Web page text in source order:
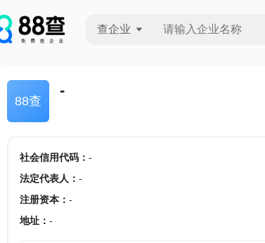
查企业
88查
-
社会信用代码： -
法定代表人 ： -
注册资本： -
地址： -